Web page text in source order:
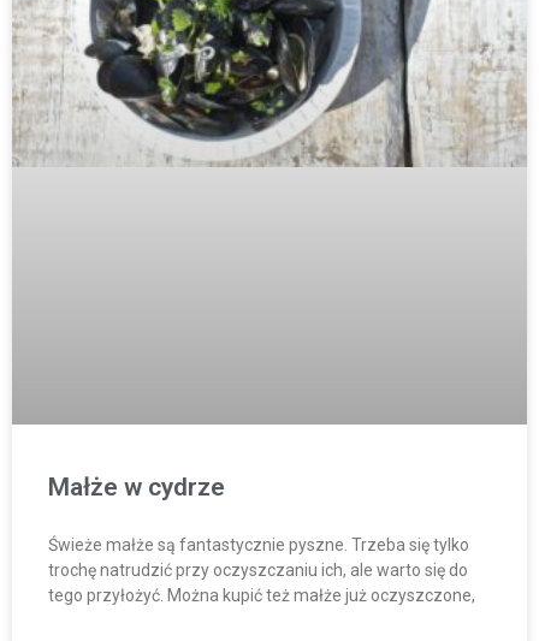
Małże w cydrze
Świeże małże są fantastycznie pyszne. Trzeba się tylko
trochę natrudzić przy oczyszczaniu ich, ale warto się do
tego przyłożyć. Można kupić też małże już oczyszczone,